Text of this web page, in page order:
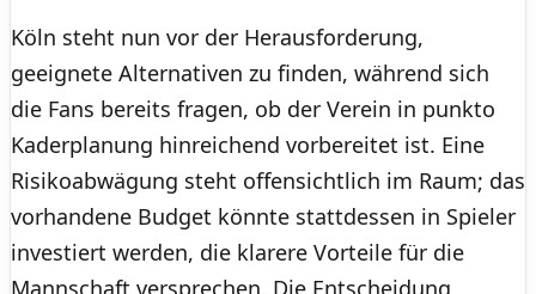
Köln steht nun vor der Herausforderung,
geeignete Alternativen zu finden, während sich
die Fans bereits fragen, ob der Verein in punkto
Kaderplanung hinreichend vorbereitet ist. Eine
Risikoabwägung steht offensichtlich im Raum; das
vorhandene Budget könnte stattdessen in Spieler
investiert werden, die klarere Vorteile für die
Mannschaft versprechen. Die Entscheidung,